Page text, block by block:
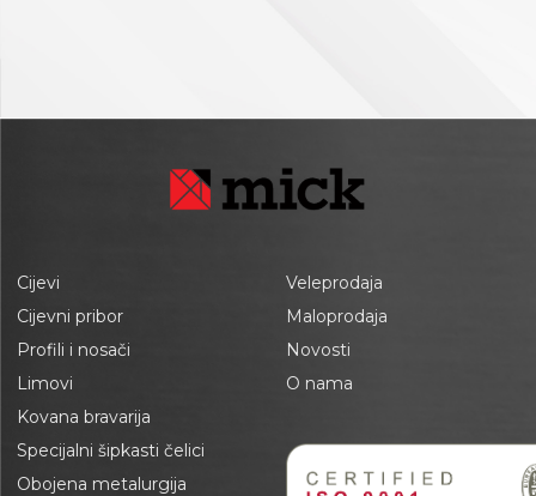
Cijevi
Cijevni pribor
Profili i nosači
Limovi
Kovana bravarija
Specijalni šipkasti čelici
Obojena metalurgija
Veleprodaja
Maloprodaja
Novosti
O nama